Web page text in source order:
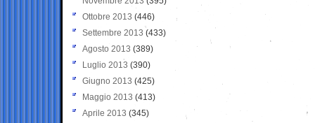
Ottobre 2013 (446)
Settembre 2013 (433)
Agosto 2013 (389)
Luglio 2013 (390)
Giugno 2013 (425)
Maggio 2013 (413)
Aprile 2013 (345)